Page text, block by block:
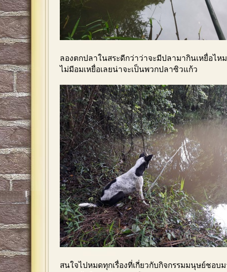
ลองตกปลาในสระดีกว่าว่าจะมีปลามากินเหยื่อไ
ไม่มีอมเหยื่อเลยน่าจะเป็นพวกปลาซิวแก้ว
สนใจไปหมดทุกเรื่องที่เกี่ยวกับกิจกรรมมนุษย์ชอบ